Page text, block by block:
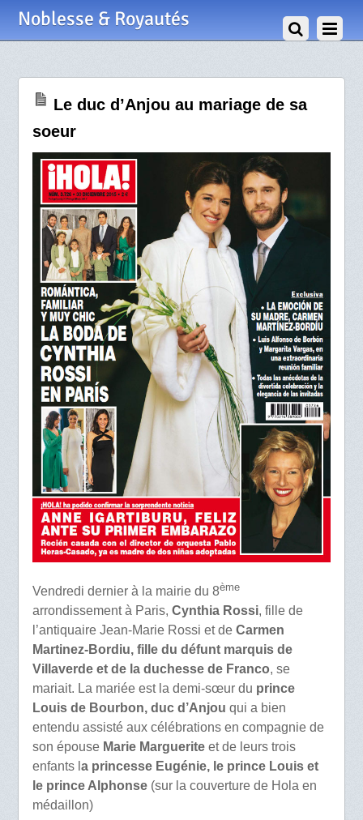
Noblesse & Royautés
Le duc d’Anjou au mariage de sa
soeur
Vendredi dernier à la mairie du 8ème
arrondissement à Paris, Cynthia Rossi, fille de
l’antiquaire Jean-Marie Rossi et de Carmen
Martinez-Bordiu, fille du défunt marquis de
Villaverde et de la duchesse de Franco, se
mariait. La mariée est la demi-sœur du prince
Louis de Bourbon, duc d’Anjou qui a bien
entendu assisté aux célébrations en compagnie de
son épouse Marie Margueriteet de leurs trois
enfants l a princesse Eugénie, le prince Louis et
le prince Alphonse(sur la couverture de Hola en
médaillon)